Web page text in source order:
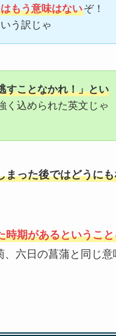
もう意味はないぞ！
う訳じゃ
すことなかれ！」とい
く込められた英文じゃ
まった後ではどうに
時期があるというこ
、六日の菖蒲と同じ